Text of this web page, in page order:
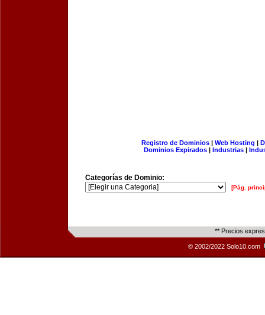
Registro de Dominios| Web Hosting |
Dominios Expirados | Industrias |
Categorías de Dominio:
[Pág.
** Precios
© 2002/2022 Solo10.com